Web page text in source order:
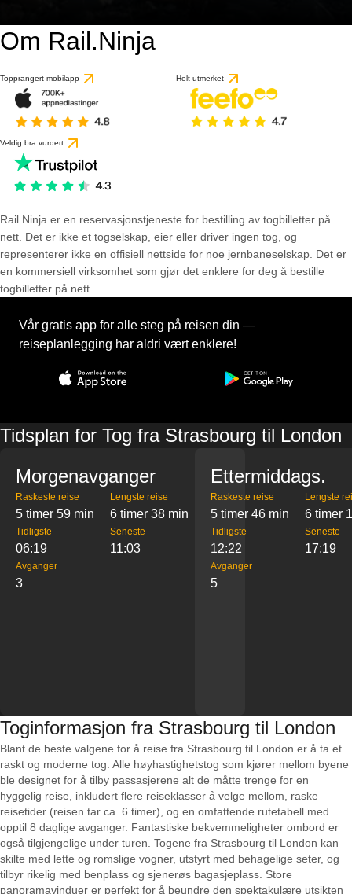
Om Rail.Ninja
Topprangert mobilapp Helt utmerket
Veldig bra vurdert
Rail Ninja er en reservasjons­tjeneste for bestilling av togbilletter på
nett. Det er ikke et togselskap, eier eller driver ingen tog, og
representerer ikke en offisiell nettside for noe jernbaneselskap. Det er
en kommersiell virksomhet som gjør det enklere for deg å bestille
togbilletter på nett.
Vår gratis app for alle steg på reisen din —
reiseplanlegging har aldri vært enklere!
Tidsplan for Tog fra Strasbourg til London
Morgenavganger
Raskeste reise
5 timer 59 min
Lengste reise
6 timer 38 min
Tidligste
06:19
Seneste
11:03
Avganger
3
Ettermiddags.
Raskeste reise
5 timer 46 min
Lengste
6 timer
Tidligste
12:22
Seneste
17:19
Avganger
5
Toginformasjon fra Strasbourg til London
Blant de beste valgene for å reise fra Strasbourg til London er å ta et
raskt og moderne tog. Alle høyhastighetstog som kjører mellom byene
ble designet for å tilby passasjerene alt de måtte trenge for en
hyggelig reise, inkludert flere reiseklasser å velge mellom, raske
reisetider (reisen tar ca. 6 timer), og en omfattende rutetabell med
opptil 8 daglige avganger. Fantastiske bekvemmeligheter ombord er
også tilgjengelige under turen. Togene fra Strasbourg til London kan
skilte med lette og romslige vogner, utstyrt med behagelige seter, og
tilbyr rikelig med benplass og sjenerøs bagasjeplass. Store
panoramavinduer er perfekt for å beundre den spektakulære utsikten